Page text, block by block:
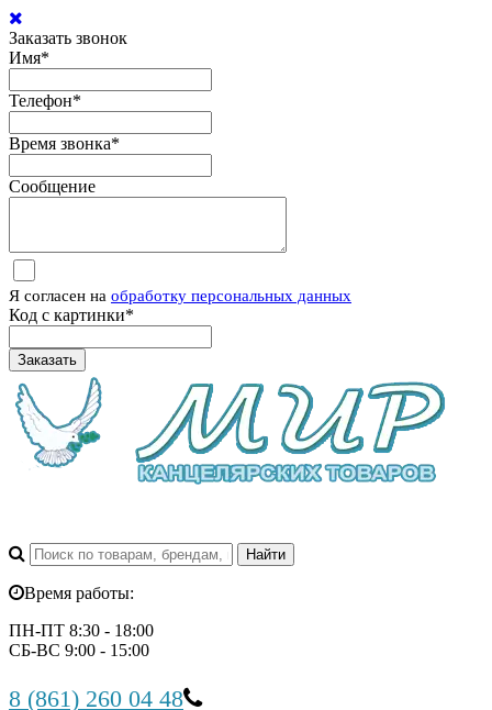
Заказать звонок
Имя*
Телефон*
Время звонка*
Сообщение
Я согласен на обработку персональных данных
Код с картинки*
Заказать
Время работы:
ПН-ПТ 8:30 - 18:00
СБ-ВС 9:00 - 15:00
8 (861) 260 04 48